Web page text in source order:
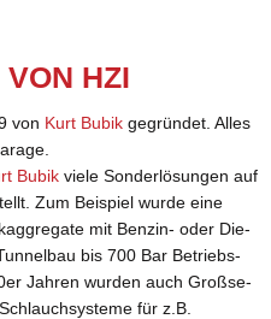
HZI
von Kurt Bubik ge­grün­det. Alles
Bubik viele Son­der­lö­sun­gen auf
Zum Bei­spiel wurde eine
mit Ben­zin- oder Die­
bis 700 Bar Be­triebs­
Jah­ren wur­den auch Groß­se­
für z.B.